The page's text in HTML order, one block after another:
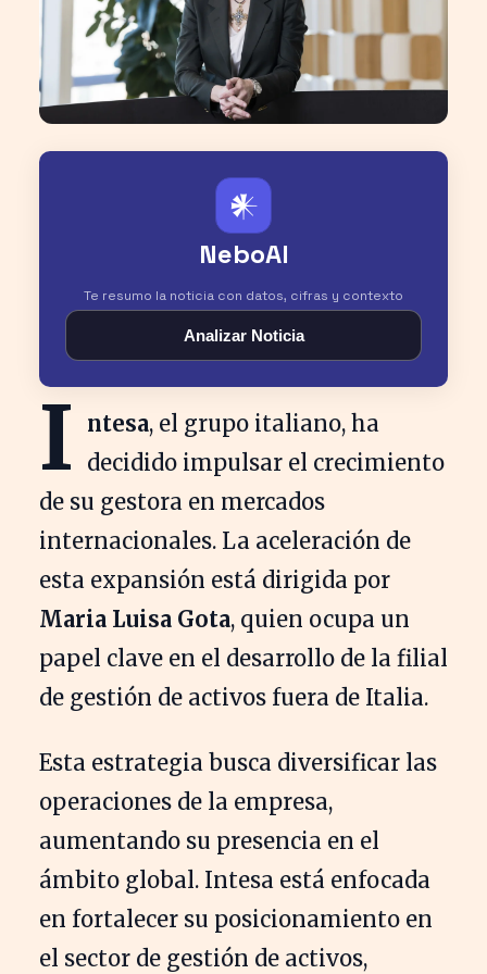
𒀭
NeboAI
Te resumo la noticia con datos, cifras y contexto
Analizar Noticia
I ntesa, el grupo italiano, ha
decidido impulsar el crecimiento
de su gestora en mercados
internacionales. La aceleración de
esta expansión está dirigida por
Maria Luisa Gota, quien ocupa un
papel clave en el desarrollo de la filial
de gestión de activos fuera de Italia.
Esta estrategia busca diversificar las
operaciones de la empresa,
aumentando su presencia en el
ámbito global. Intesa está enfocada
en fortalecer su posicionamiento en
el sector de gestión de activos,